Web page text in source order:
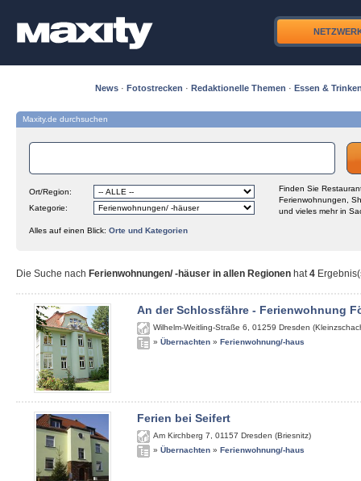
News · Fotostrecken · Redaktionelle Themen · Essen &
Maxity.de durchsuchen
Ort/Region:
Kategorie:
Finden Sie
Ferienwohnungen,
und vieles mehr in
Alles auf einen Blick: Orte und Kategorien
Die Suche nach Ferienwohnungen/ -häuser in allen Regionen hat4
An der Schlossfähre - Ferienwohnung
Wilhelm-Weitling-Straße 6 01259 Dresden
» Übernachten » Ferienwohnung/-haus
Ferien bei Seifert
Am Kirchberg 7 01157 Dresden (Briesnitz)
» Übernachten » Ferienwohnung/-haus